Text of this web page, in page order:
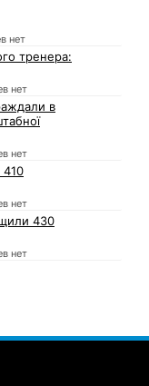
нет
тренера:
нет
в
нет
410
нет
430
нет